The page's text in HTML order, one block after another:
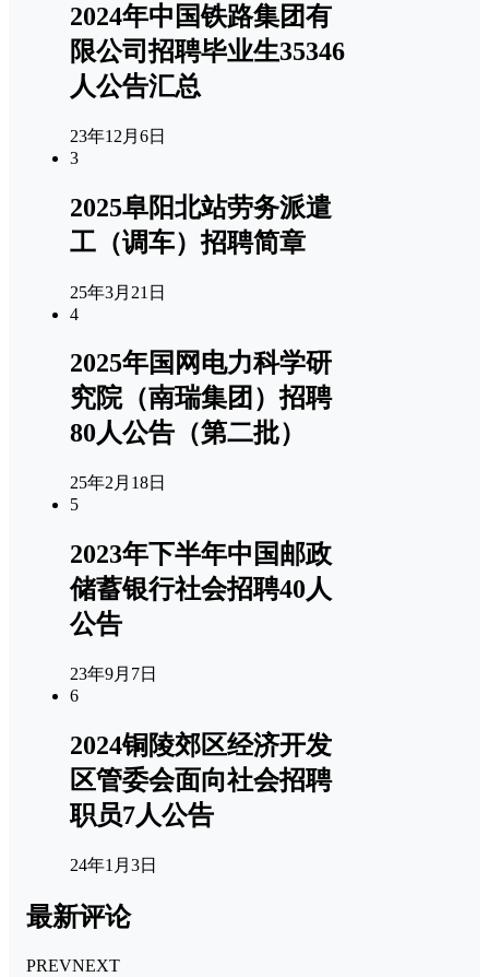
2024年中国铁路集团有
限公司招聘毕业生35346
人公告汇总
23年12月6日
3
2025阜阳北站劳务派遣
工（调车）招聘简章
25年3月21日
4
2025年国网电力科学研
究院（南瑞集团）招聘
80人公告（第二批）
25年2月18日
5
2023年下半年中国邮政
储蓄银行社会招聘40人
公告
23年9月7日
6
2024铜陵郊区经济开发
区管委会面向社会招聘
职员7人公告
24年1月3日
最新评论
PREVNEXT